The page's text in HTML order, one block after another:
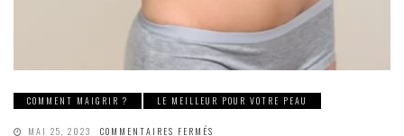
COMMENT MAIGRIR ? LE MEILLEUR POUR VOTRE PEAU
MAI 25, 2023 COMMENTAIRES FERMÉS